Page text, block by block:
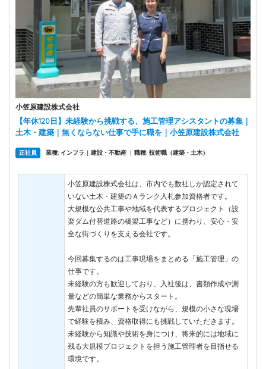
小笠原建設株式会社
【年休120日】未経験から挑戦する、施工管理アシスタントの募集｜
土木・建築｜無くならない仕事で手に職を｜小笠原建設株式会社
正社員 業種: インフラ | 建設・不動産 | 職種: 技術職（建築・土木）
小笠原建設株式会社は、市内でも数社しか認定されて
いない土木・建築のＡランク入札参加資格者です。
大規模な公共工事や地域を代表するプロジェクト（設
楽ダム付替道路の橋梁工事など）に携わり、安心・安
全な街づくりを支える会社です。
今回募集するのは工事現場をまとめる「施工管理」の
仕事です。
未経験の方も歓迎しており、入社後は、書類作成や測
量などの簡単な業務からスタート。
先輩社員のサポートを受けながら、規模の小さな現場
で経験を積み、資格取得にも挑戦していただきます。
未経験から知識や技術を身につけ、将来的には地域に
残る大規模プロジェクトを担う施工管理者を目指せる
環境です。